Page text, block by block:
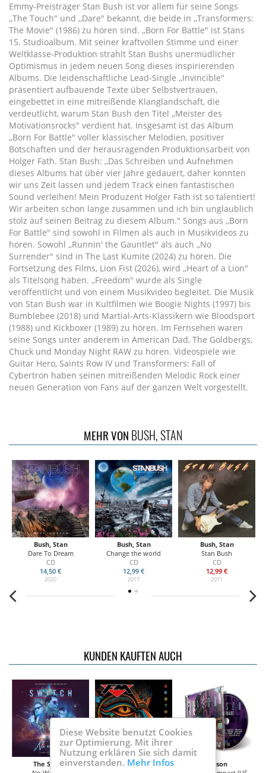
Emmy-Preisträger Stan Bush ist vor allem für seine Songs
,,The Touch" und ,,Dare" bekannt, die beide in ,,Transformers:
The Movie" (1986) zu hören sind. ,,Born For Battle" ist Stans
15. Studioalbum. Mit seiner kraftvollen Stimme und einer
Weltklasse-Produktion strahlt Stan Bushs unermüdlicher
Optimismus in jedem neuen Song dieses inspirierenden
Albums. Die leidenschaftliche Lead-Single ,,Invincible"
präsentiert aufbauende Texte über Selbstvertrauen,
eingebettet in eine mitreißende Klanglandschaft, die
verdeutlicht, warum Stan Bush den Titel ,,Meister des
Motivationsrocks" verdient hat. Insgesamt ist das Album
,,Born For Battle" voller klassischer Melodien, positiver
Botschaften und der herausragenden Produktionsarbeit von
Holger Fath. Stan Bush: ,,Das Schreiben und Aufnehmen
dieses Albums hat über vier Jahre gedauert, daher konnten
wir uns Zeit lassen und jedem Track einen fantastischen
Sound verleihen! Mein Produzent Holger Fath ist so talentiert!
Wir arbeiten schon lange zusammen und ich bin unglaublich
stolz auf seinen Beitrag zu diesem Album." Songs aus ,,Born
For Battle" sind sowohl in Filmen als auch in Musikvideos zu
hören. Sowohl ,,Runnin' the Gauntlet" als auch ,,No
Surrender" sind in The Last Kumite (2024) zu hören. Die
Fortsetzung des Films, Lion Fist (2026), wird ,,Heart of a Lion"
als Titelsong haben. ,,Freedom" wurde als Single
veröffentlicht und von einem Musikvideo begleitet. Die Musik
von Stan Bush war in Kultfilmen wie Boogie Nights (1997) bis
Bumblebee (2018) und Martial-Arts-Klassikern wie Bloodsport
(1988) und Kickboxer (1989) zu hören. Im Fernsehen waren
seine Songs unter anderem in American Dad, The Goldbergs,
Chuck und Monday Night RAW zu hören. Videospiele wie
Guitar Hero, Saints Row IV und Transformers: Fall of
Cybertron haben seinen mitreißenden Melodic Rock einer
neuen Generation von Fans auf der ganzen Welt vorgestellt.
MEHR VON BUSH, STAN
Bush, Stan
Dare To Dream
CD
14,50 €
2020
Bush, Stan
Change the world
CD
12,99 €
2017
Bush, Stan
Stan Bush
CD
12,99 €
2011
KUNDEN KAUFTEN AUCH
The Switch
Fm
Mason
Diese Website benutzt Cookies
zur Optimierung. Mit ihrer
Nutzung erklären Sie sich damit
einverstanden. Mehr Infos